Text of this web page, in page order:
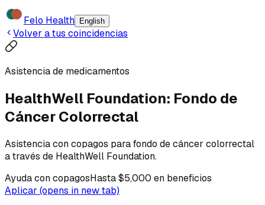
Felo Health English
Volver a tus coincidencias
Asistencia de medicamentos
HealthWell Foundation: Fondo de
Cáncer Colorrectal
Asistencia con copagos para fondo de cáncer colorrectal
a través de HealthWell Foundation.
Ayuda con copagosHasta $5,000 en beneficios
Aplicar (opens in new tab)